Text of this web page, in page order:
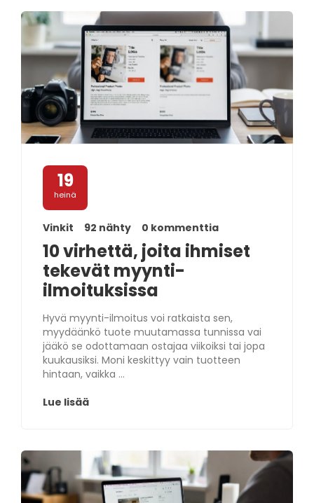
19
heinä
Vinkit 92 nähty 0 kommenttia
10 virhettä, joita ihmiset
tekevät myynti-
ilmoituksissa
Hyvä myynti-ilmoitus voi ratkaista sen,
myydäänkö tuote muutamassa tunnissa vai
jääkö se odottamaan ostajaa viikoiksi tai jopa
kuukausiksi. Moni keskittyy vain tuotteen
hintaan, vaikka ...
Lue lisää